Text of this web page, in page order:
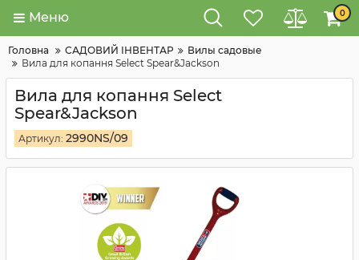
Меню 0
Головна САДОВИЙ ІНВЕНТАР
Вилы садовые
Вила для копання Select Spear&Jackson
Вила для копання Select
Spear&Jackson
Артикул: 2990NS/09